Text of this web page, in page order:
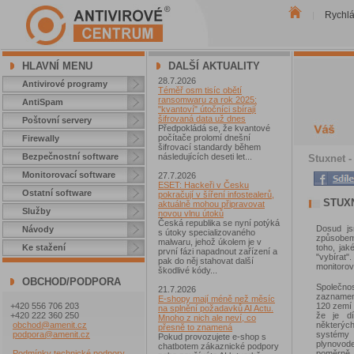
HLAVNÍ MENU
Antivirové programy
AntiSpam
Poštovní servery
Firewally
Bezpečnostní software
Monitorovací software
Ostatní software
Služby
Návody
Ke stažení
OBCHOD/PODPORA
+420 556 706 203
+420 222 360 250
obchod@amenit.cz
podpora@amenit.cz
DALŠÍ AKTUALITY
28.7.2026
Téměř osm tisíc obětí
ransomwaru za rok 2025:
"kvantoví" útočníci sbírají
šifrovaná data už dnes
Předpokládá se, že kvantové
počítače prolomí dnešní
šifrovací standardy během
následujících deseti let...
27.7.2026
ESET: Hackeři v Česku
pokračují v šíření infostealerů,
aktuálně mohou připravovat
novou vlnu útoků
Česká republika se nyní potýká
s útoky specializovaného
malwaru, jehož úkolem je v
první fázi napadnout zařízení a
pak do něj stahovat další
škodlivé kódy...
21.7.2026
E-shopy mají méně než měsíc
na splnění požadavků AI Actu.
Mnoho z nich ale neví, co
přesně to znamená
Pokud provozujete e-shop s
chatbotem zákaznické podpory
Stuxnet
Dosud
toho,
"vybírat".
120
že je